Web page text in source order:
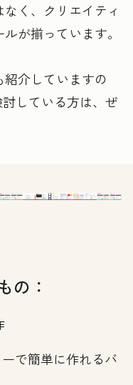
く、クリエイティ
が揃っています。
介していますの
している方は、ぜ
の：
で簡単に作れるバ